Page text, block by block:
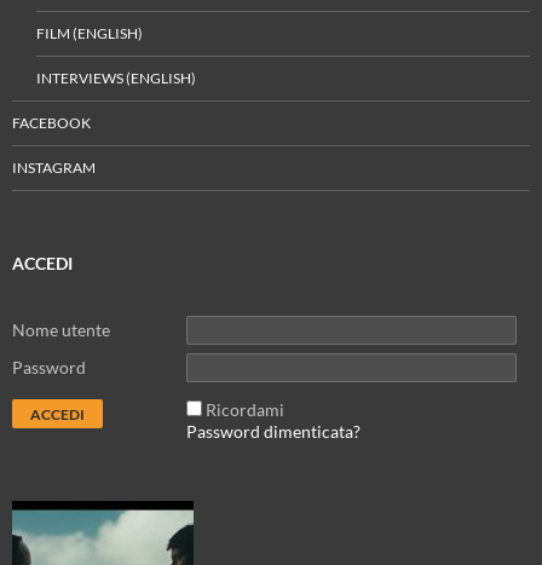
FILM (ENGLISH)
INTERVIEWS (ENGLISH)
FACEBOOK
INSTAGRAM
ACCEDI
Nome utente
Password
Ricordami
Password dimenticata?